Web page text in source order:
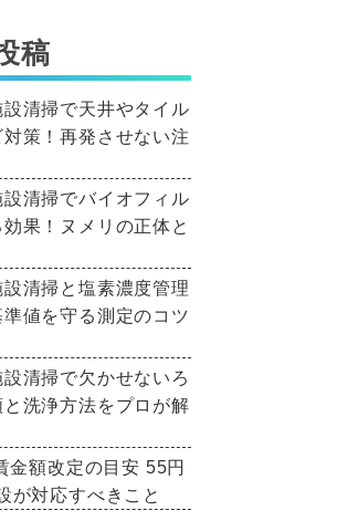
稿
清掃で天井やタイル
対策！再発させない注
清掃でバイオフィル
果！ヌメリの正体と
清掃と塩素濃度管理
値を守る測定のコツ
清掃で欠かせないろ
洗浄方法をプロが解
金額改定の目安 55円
対応すべきこと